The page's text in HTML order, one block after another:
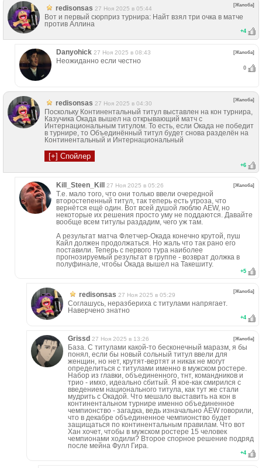
redisonsas 27 Ноя 2025 в 05:44
[Жалоба]
Вот и первый сюрприз турнира: Найт взял три очка в матче
против Аллина
+4
Danyohick 27 Ноя 2025 в 08:43 [Жалоба]
Неожиданно если честно
0
redisonsas 27 Ноя 2025 в 04:30
[Жалоба]
Поскольку Континентальный титул выставлен на кон турнира,
Казучика Окада вышел на открывающий матч с
Интернациональным титулом. То есть, если Окада не победит
в турнире, то Объединённый титул будет снова разделён на
Континентальный и Интернациональный
+6
Kill_Steen_Kill 27 Ноя 2025 в 05:26 [Жалоба]
Т.е. мало того, что они только ввели очередной
второстепенный титул, так теперь есть угроза, что
вернётся ещё один. Вот всей душой люблю AEW, но
некоторые их решения просто уму не поддаются. Давайте
вообще всем титулы раздадим, чего уж там.
А результат матча Флетчер-Окада конечно крутой, пуш
Кайл должен продолжаться. Но жаль что так рано его
поставили. Теперь с первого тура наиболее
прогнозируемый результат в группе - возврат должка в
полуфинале, чтобы Окада вышел на Такешиту.
+5
redisonsas 27 Ноя 2025 в 05:29
[Жалоба]
Соглашусь, неразбериха с титулами напрягает.
Наверчено знатно
+4
Grissd 27 Ноя 2025 в 13:26 [Жалоба]
База. С титулами какой-то бесконечный маразм, я бы
понял, если бы новый сольный титул ввели для
женщин, но нет, крутят-вертят и никак не могут
определиться с титулами именно в мужском ростере.
Набор из главки, объединенного, тнт, командников и
трио - имхо, идеально сбитый. Я кое-как смирился с
введением национального титула, как тут же стали
мудрить с Окадой. Что мешало выставить на кон в
континентальном турнире именно объединенное
чемпионство - загадка, ведь изначально AEW говорили,
что в декабре объединенное чемпионство будет
защищаться по континентальным правилам. Что вот
Хан хочет, чтобы в мужском ростере 15 человек
чемпионами ходили? Второе спорное решение подряд
после мейна Фулл Гира.
+4